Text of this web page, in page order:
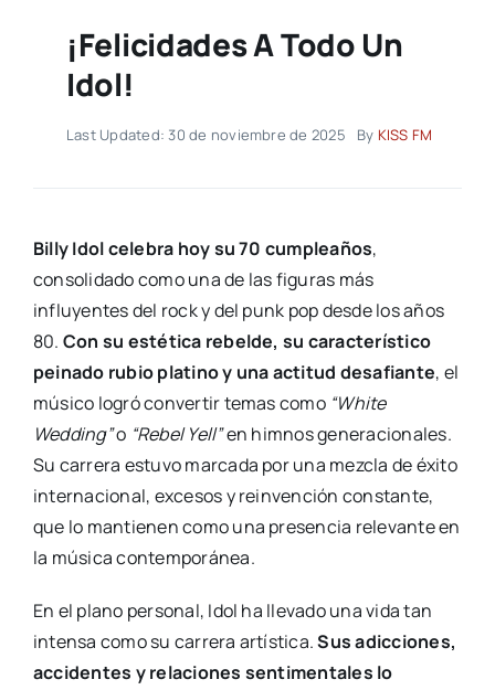
¡Felicidades A Todo Un
Idol!
Last Updated: 30 de noviembre de 2025 By KISS FM
Billy Idol celebra hoy su 70 cumpleaños,
consolidado como una de las figuras más
influyentes del rock y del punk pop desde los años
80. Con su estética rebelde, su característico
peinado rubio platino y una actitud desafiante, el
músico logró convertir temas como “White
Wedding”o “Rebel Yell”en himnos generacionales.
Su carrera estuvo marcada por una mezcla de éxito
internacional, excesos y reinvención constante,
que lo mantienen como una presencia relevante en
la música contemporánea.
En el plano personal, Idol ha llevado una vida tan
intensa como su carrera artística.Sus adicciones,
accidentes y relaciones sentimentales lo